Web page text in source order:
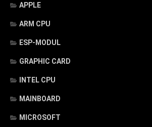
APPLE
ARM CPU
ESP-MODUL
GRAPHIC CARD
INTEL CPU
MAINBOARD
MICROSOFT